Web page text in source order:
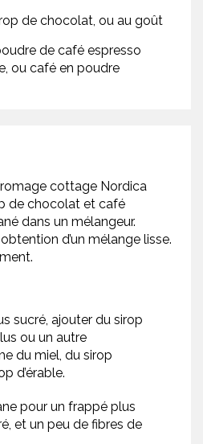
de chocolat, ou au goût
de café espresso
ou café en poudre
cottage Nordica
de chocolat et café
dans un mélangeur.
obtention d’un mélange lisse.
sucré, ajouter du sirop
ou un autre
du miel, du sirop
d’érable.
pour un frappé plus
et un peu de fibres de